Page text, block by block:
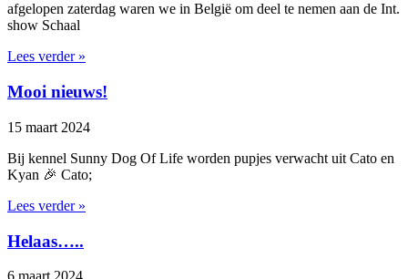
afgelopen zaterdag waren we in België om deel te nemen aan de Int.
show Schaal
Lees verder »
Mooi nieuws!
15 maart 2024
Bij kennel Sunny Dog Of Life worden pupjes verwacht uit Cato en
Kyan 🎉 Cato;
Lees verder »
Helaas…..